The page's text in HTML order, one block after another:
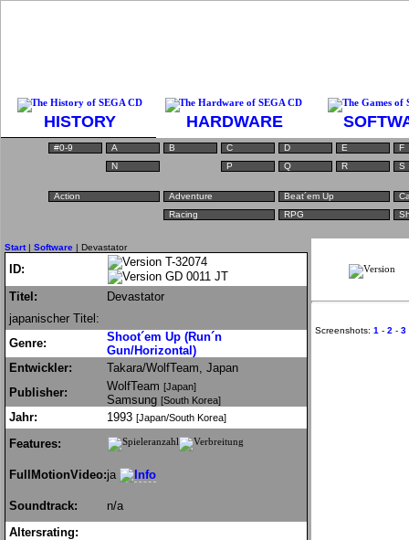
HISTORY HARDWARE
#0-9 A B C D E
F
N
P Q R S
Action Adventure Beat´em Up
Racing
RPG
Start| Software | Devastator
ID:
T-32074
GD 0011 JT
Titel:
Devastator
japanischer Titel:
Genre:
Shoot´em Up (Run´n
Gun/Horizontal)
Entwickler:
Takara/WolfTeam, Japan
Publisher:
WolfTeam [Japan]
Samsung [South Korea]
Jahr: 1993 [Japan/South Korea]
Features:
FullMotionVideo:ja
Soundtrack:
n/a
Altersrating:
Screenshots:1 -2 -3